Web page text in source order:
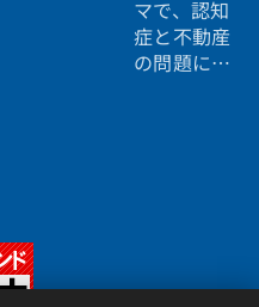
マで、認知
症と不動産
の問題につ